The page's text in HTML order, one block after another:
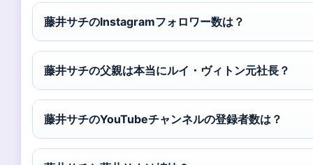
藤井サチのInstagramフォロワー数は？
藤井サチの父親は本当にルイ・ヴィトン元社長？
藤井サチのYouTubeチャンネルの登録者数は？